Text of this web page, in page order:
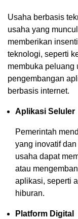
Usaha berbasis
usaha yang
memberikan
teknologi, seperti
membuka peluang
pengembangan
berbasis internet.
Aplikasi Seluler
Pemerintah
yang inovatif
usaha dapat
atau
aplikasi, seperti
hiburan.
Platform Digital